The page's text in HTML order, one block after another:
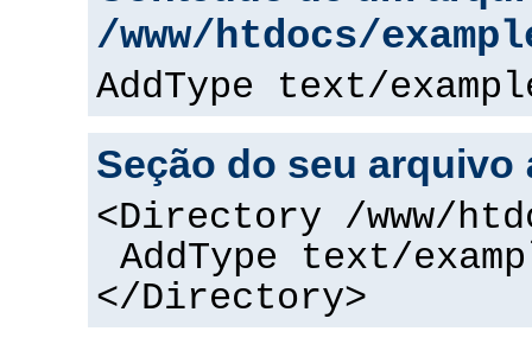
/www/htdocs/
AddType text/
Seção do seu arquivo
<Directory /www/
AddType text/
</Directory>